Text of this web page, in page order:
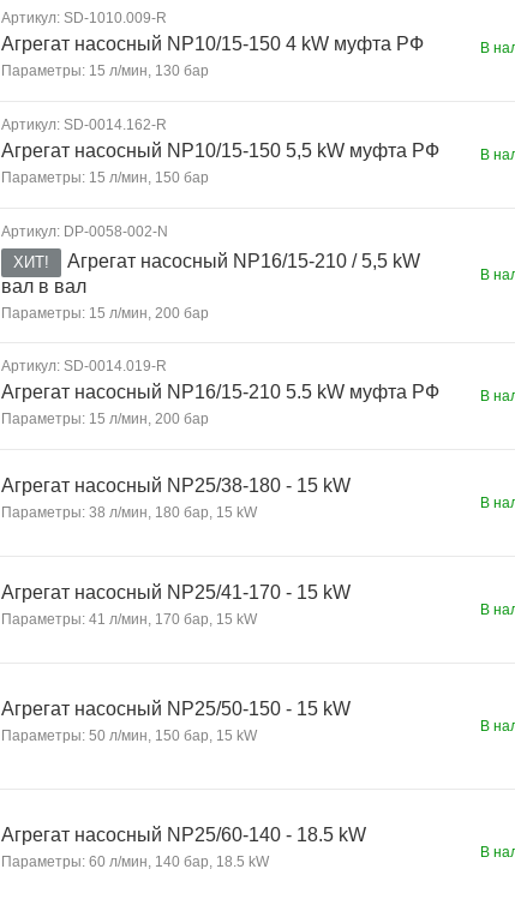
Артикул: SD-1010.009-R
Агрегат насосный NP10/15-150 4 kW муфта РФ
Параметры: 15 л/мин, 130 бар
В
Артикул: SD-0014.162-R
Агрегат насосный NP10/15-150 5,5 kW муфта РФ
Параметры: 15 л/мин, 150 бар
В
Артикул: DP-0058-002-N
ХИТ!
Агрегат насосный NP16/15-210 / 5,5 kW
вал в вал
Параметры: 15 л/мин, 200 бар
В
Артикул: SD-0014.019-R
Агрегат насосный NP16/15-210 5.5 kW муфта РФ
Параметры: 15 л/мин, 200 бар
В
Агрегат насосный NP25/38-180 - 15 kW
Параметры: 38 л/мин, 180 бар, 15 kW
В
Агрегат насосный NP25/41-170 - 15 kW
Параметры: 41 л/мин, 170 бар, 15 kW
В
Агрегат насосный NP25/50-150 - 15 kW
Параметры: 50 л/мин, 150 бар, 15 kW
В
Агрегат насосный NP25/60-140 - 18.5 kW
Параметры: 60 л/мин, 140 бар, 18.5 kW
В